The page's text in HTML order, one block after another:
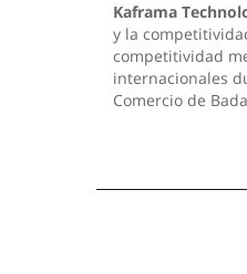
Kaframa
y la
competitividad
internacionales
Comercio de